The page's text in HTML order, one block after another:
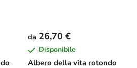
Albero della vita rotondo
da 26,70 €
Disponibile